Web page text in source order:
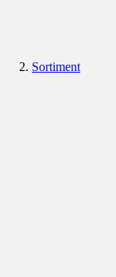
Sortiment